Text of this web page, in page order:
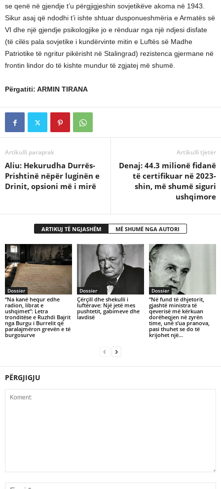
se qenë në gjendje t’u përgjigjeshin sovjetikëve akoma në 1943.
Sikur asaj që ndodhi t’i ishte shtuar dusponueshmëria e Armatës së
VI dhe një gjendje psikologjike jo e rënduar nga një ndjesi disfate
(të cilës pala sovjetike i kundërvinte mitin e Luftës së Madhe
Patriotike të ngritur pikërisht në Stalingrad) rezistenca gjermane në
frontin lindor do të kishte mundur të zgjatej më shumë.
Përgatiti: ARMIN TIRANA
Artikulli paraprak
Aliu: Hekurudha Durrës-
Prishtinë nëpër luginën e
Drinit, opsioni më i mirë
Artikulli tjetër
Denaj: 44.3 milionë fidanë
të certifikuar në 2023-
shin, më shumë siguri
ushqimore
ARTIKUJ TË NGJASHËM MË SHUMË NGA AUTORI
Dossier
“Na kanë hequr edhe
radion, librat e
ushqimet”: Letra
tronditëse e Ruzhdi Bajrit
nga Burgu i Burrelit që
paralajmëron grevën e të
burgosurve
Dossier
Çërçill dhe shekulli i
luftërave: Një jetë mes
pushtetit, gabimeve dhe
lavdisë
Dossier
“Në fund të dhjetorit,
gjashtë ministra të
qeverisë më kërkuan
dorëheqjen në zyrën
time, unë s’ua pranova,
pasi thuhet se do të
krijohet një...
PËRGJIGJU